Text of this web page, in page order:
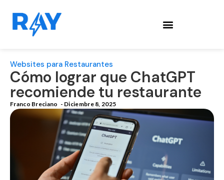
Websites para Restaurantes
Cómo lograr que ChatGPT
recomiende tu restaurante
Franco Breciano - Diciembre 8, 2025